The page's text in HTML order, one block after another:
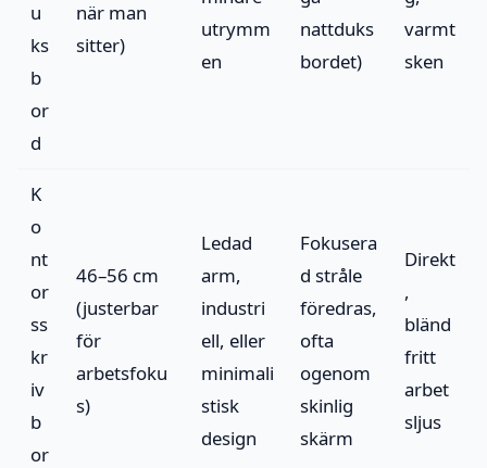
u
ks
b
or
d
när man
sitter)
utrymm
en
nattduks
bordet)
varmt
sken
K
o
nt
or
ss
kr
iv
b
or
46–56 cm
(justerbar
för
arbetsfoku
s)
Ledad
arm,
industri
ell, eller
minimali
stisk
design
Fokusera
d stråle
föredras,
ofta
ogenom
skinlig
skärm
Direkt
,
bländ
fritt
arbet
sljus